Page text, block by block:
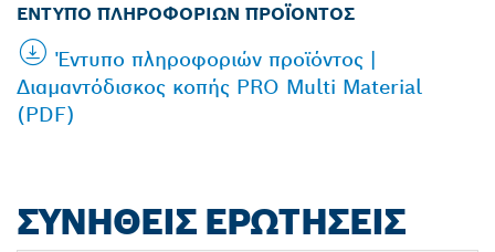
ΈΝΤΥΠΟ ΠΛΗΡΟΦΟΡΙΏΝ ΠΡΟΪΌΝΤΟΣ
Έντυπο πληροφοριών προϊόντος |
Διαμαντόδισκος κοπής PRO Multi Material
(PDF)
ΣΥΝΉΘΕΙΣ ΕΡΩΤΉΣΕΙΣ